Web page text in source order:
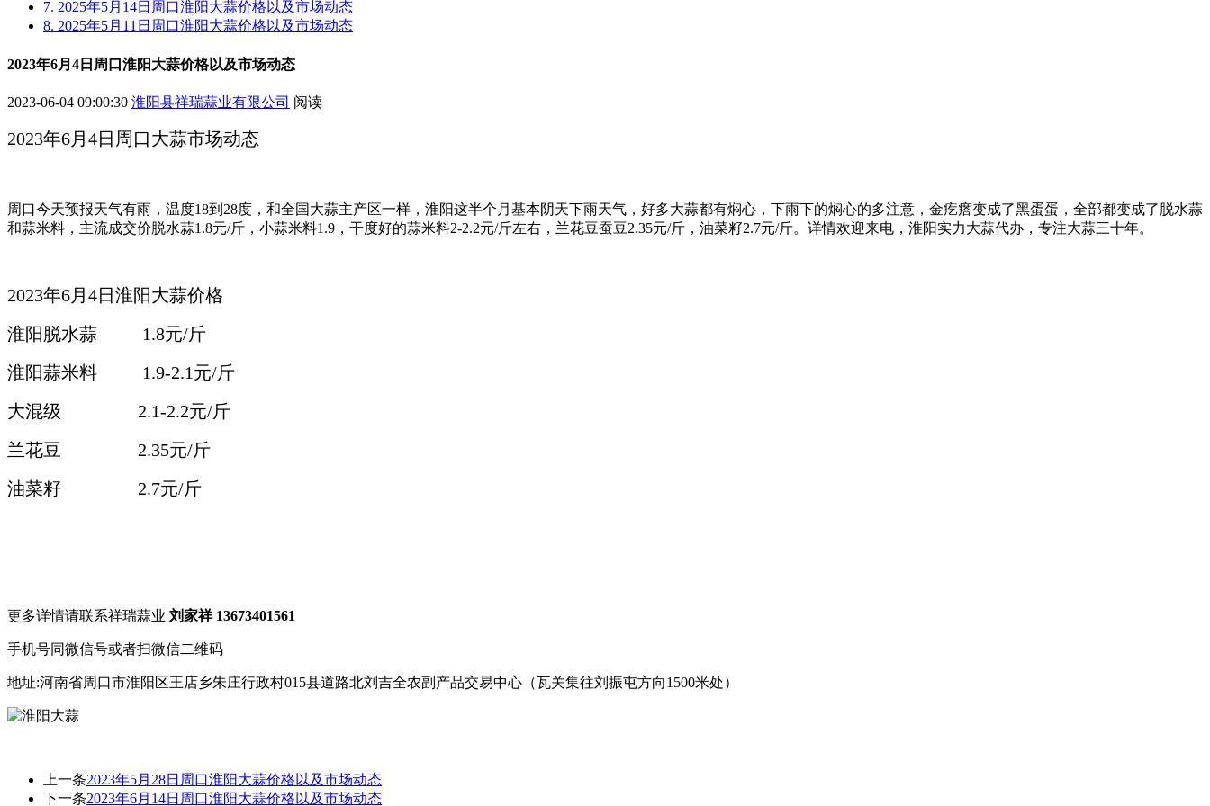
7. 2025年5月14日周口淮阳大蒜价格以及市场动态
8. 2025年5月11日周口淮阳大蒜价格以及市场动态
2023年6月4日周口淮阳大蒜价格以及市场动态
2023-06-04 09:00:30 淮阳县祥瑞蒜业有限公司 阅读
2023年6月4日周口大蒜市场动态
周口今天预报天气有雨，温度18到28度，和全国大蒜主产区一样，淮阳这半个月基本阴天下雨天气，好多大蒜都有焖心，下雨下的焖心的多注意，金疙瘩变成了黑蛋蛋，全部都变成了脱水蒜
和蒜米料，主流成交价脱水蒜1.8元/斤，小蒜米料1.9，干度好的蒜米料2-2.2元/斤左右，兰花豆蚕豆2.35元/斤，油菜籽2.7元/斤。详情欢迎来电，淮阳实力大蒜代办，专注大蒜三十年。
2023年6月4日淮阳大蒜价格
淮阳脱水蒜 1.8元/斤
淮阳蒜米料 1.9-2.1元/斤
大混级 2.1-2.2元/斤
兰花豆 2.35元/斤
油菜籽 2.7元/斤
更多详情请联系祥瑞蒜业 刘家祥 13673401561
手机号同微信号或者扫微信二维码
地址:河南省周口市淮阳区王店乡朱庄行政村015县道路北刘吉全农副产品交易中心（瓦关集往刘振屯方向1500米处）
上一条2023年5月28日周口淮阳大蒜价格以及市场动态
下一条2023年6月14日周口淮阳大蒜价格以及市场动态